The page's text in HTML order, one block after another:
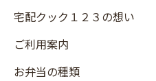
宅配クック１２３の想い
ご利用案内
お弁当の種類